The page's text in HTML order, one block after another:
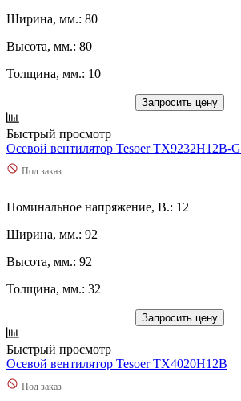
Ширина, мм.: 80
Высота, мм.: 80
Толщина, мм.: 10
Запросить цену
Быстрый просмотр
Осевой вентилятор Tesoer TX9232H12B-G
Под заказ
Номинальное напряжение, В.: 12
Ширина, мм.: 92
Высота, мм.: 92
Толщина, мм.: 32
Запросить цену
Быстрый просмотр
Осевой вентилятор Tesoer TX4020H12B
Под заказ